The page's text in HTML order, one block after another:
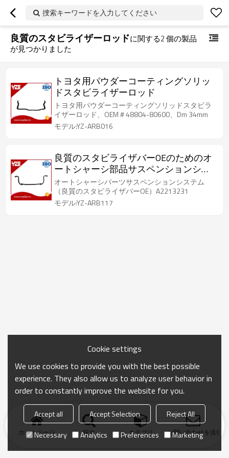
捜索キーワードを入力してください
良質のスタビライザーロッドに関する2個の製品
が見つかりました
トヨタ用パウダーコーティングソリッ
ドスタビライザーロッド
トヨタ用パウダーコーティングソリッドスタビラ
イザーロッド、OEM＃48804-80600、Dm 34mm
モデル:YZ-ARB016
良質のスタビライザバーOEのためのオ
ートシャーシ部品サスペンションシス
テムA2213231765
オートシャーシパーツサスペンションシステム
（良質のスタビライザバーOE）A2213231
モデル:YZ-ARB117
ホームページ 探す カテゴリ お問い合わせを送信
Cookie settings
We use cookies to provide you with the best possible
experience. They also allow us to analyze user behavior in
order to constantly improve the website for you.
Accept all Accept Selection
Reject All
Necessary
Analytics Preferences Marketing